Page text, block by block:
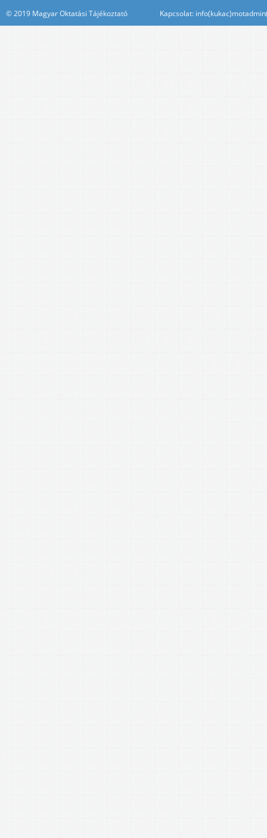
© 2019 Magyar Oktatási Tájékoztató Kapcsolat: